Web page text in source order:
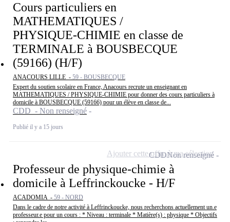
Cours particuliers en
MATHEMATIQUES /
PHYSIQUE-CHIMIE en classe de
TERMINALE à BOUSBECQUE
(59166) (H/F)
ANACOURS LILLE - 59 - BOUSBECQUE
Expert du soutien scolaire en France, Anacours recrute un enseignant en
MATHEMATIQUES / PHYSIQUE-CHIMIE pour donner des cours particuliers à
domicile à BOUSBECQUE (59166) pour un élève en classe de...
CDD - Non renseigné
Publié il y a 15 jours
Professeur de physique-chimie à
domicile à Leffrinckoucke - H/F
ACADOMIA - 59 - NORD
Dans le cadre de notre activité à Leffrinckoucke, nous recherchons actuellement un.e
professeur.e pour un cours : * Niveau : terminale * Matière(s) : physique * Objectifs
CDDNon renseigné
Ajouter cette offre à ma sélection